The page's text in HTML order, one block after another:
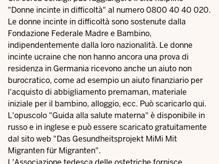
"Donne incinte in difficoltà" al numero 0800 40 40 020.
Le donne incinte in difficoltà sono sostenute dalla
Fondazione Federale Madre e Bambino,
indipendentemente dalla loro nazionalità. Le donne
incinte ucraine che non hanno ancora una prova di
residenza in Germania ricevono anche un aiuto non
burocratico, come ad esempio un aiuto finanziario per
l'acquisto di abbigliamento premaman, materiale
iniziale per il bambino, alloggio, ecc. Può scaricarloqui.
L'opuscolo "Guida alla salute materna" è disponibile in
russo e in inglese e può essere scaricato gratuitamente
dal sito web "Das Gesundheitsprojekt MiMi Mit
Migranten für Migranten".